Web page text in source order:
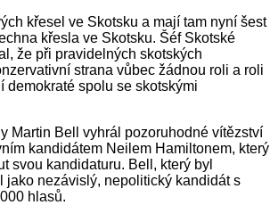
křesel ve Skotsku a mají tam nyní šest
křesla ve Skotsku. Šéf Skotské
že při pravidelných skotských
strana vůbec žádnou roli a roli
spolu se skotskými
Martin Bell vyhrál pozoruhodné vítězství
kandidátem Neilem Hamiltonem, který
svou kandidaturu. Bell, který byl
nezávislý, nepolitický kandidát s
hlasů.